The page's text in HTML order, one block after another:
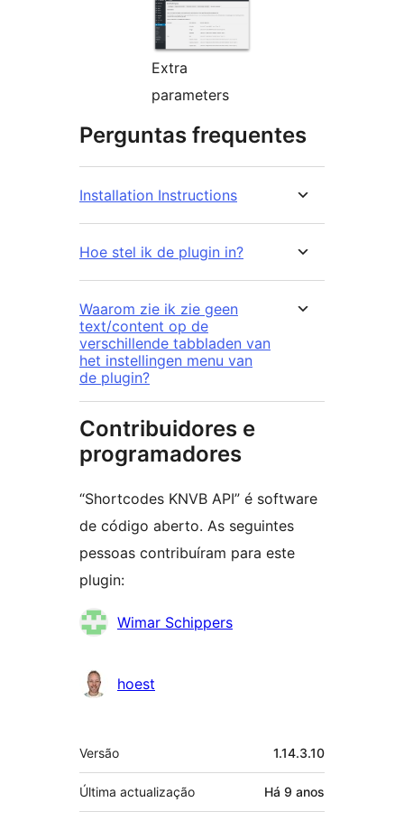
Extra
parameters
Perguntas frequentes
Installation Instructions
Hoe stel ik de plugin in?
Waarom zie ik zie geen
text/content op de
verschillende tabbladen van
het instellingen menu van
de plugin?
Contribuidores e
programadores
“Shortcodes KNVB API” é software
de código aberto. As seguintes
pessoas contribuíram para este
plugin:
Contribuidores
Wimar Schippers
hoest
Metadados
Versão 1.14.3.10
Última actualização Há 9 anos